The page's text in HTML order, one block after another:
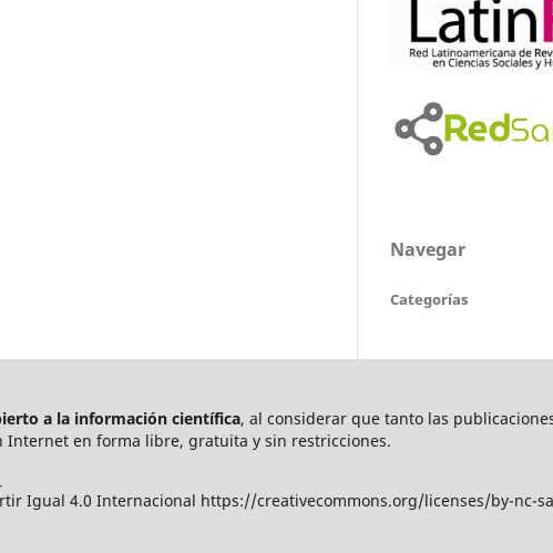
Navegar
Categorías
a la información científica, al considerar que tanto las
en forma libre, gratuita y sin restricciones.
Igual 4.0 Internacional https://creativecommons.org/licenses/by-nc-